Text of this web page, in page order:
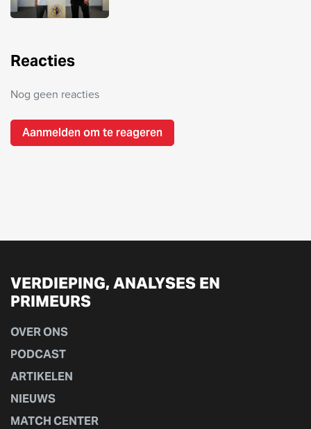
Reacties
Nog geen reacties
Aanmelden om te reageren
VERDIEPING, ANALYSES EN
PRIMEURS
OVER ONS
PODCAST
ARTIKELEN
NIEUWS
MATCH CENTER